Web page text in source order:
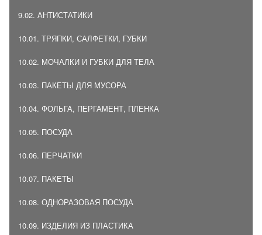
9.02. АНТИСТАТИКИ
10.01. ТРЯПКИ, САЛФЕТКИ, ГУБКИ
10.02. МОЧАЛКИ И ГУБКИ ДЛЯ ТЕЛА
10.03. ПАКЕТЫ ДЛЯ МУСОРА
10.04. ФОЛЬГА, ПЕРГАМЕНТ, ПЛЕНКА
10.05. ПОСУДА
10.06. ПЕРЧАТКИ
10.07. ПАКЕТЫ
10.08. ОДНОРАЗОВАЯ ПОСУДА
10.09. ИЗДЕЛИЯ ИЗ ПЛАСТИКА